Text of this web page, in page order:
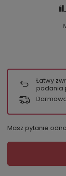
Łatwy
podania
Masz pytanie